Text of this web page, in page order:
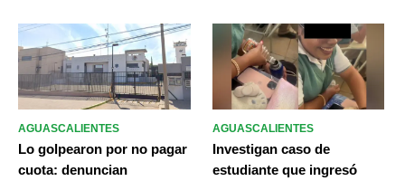
AGUASCALIENTES
Lo golpearon por no pagar
cuota: denuncian
AGUASCALIENTES
Investigan caso de
estudiante que ingresó